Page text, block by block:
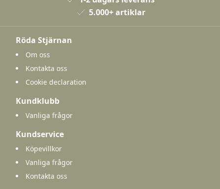
5.000+ artiklar
Röda Stjärnan
Om oss
Kontakta oss
Cookie declaration
Kundklubb
Vanliga frågor
Kundservice
Köpevillkor
Vanliga frågor
Kontakta oss